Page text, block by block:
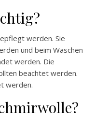
werden. Sie
und beim Waschen
werden. Die
beachtet werden.
werden.